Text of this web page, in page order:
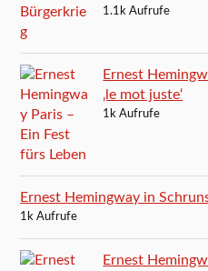
1.1k Aufrufe
Ernest
‚le mot juste‘
1k Aufrufe
Ernest Hemingway in
1k Aufrufe
Ernest